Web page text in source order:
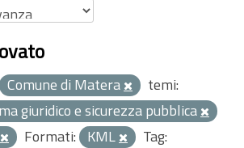
Comune di Matera
temi:
giuridico e sicurezza pubblica
Formati: KML
Tag: